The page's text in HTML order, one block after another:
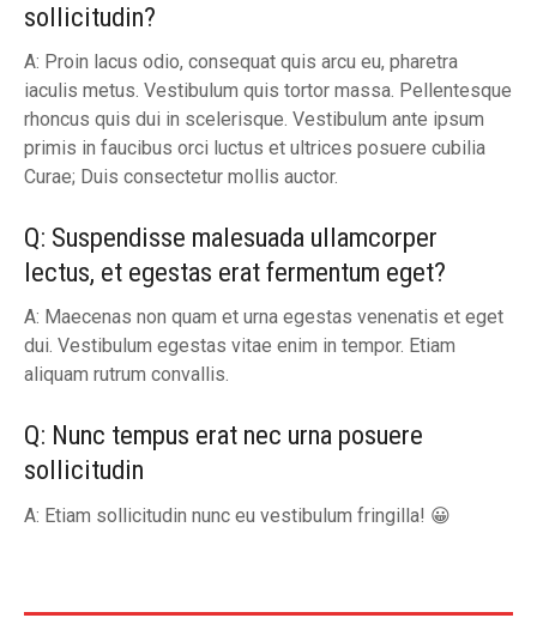
sollicitudin?
A: Proin lacus odio, consequat quis arcu eu, pharetra
iaculis metus. Vestibulum quis tortor massa. Pellentesque
rhoncus quis dui in scelerisque. Vestibulum ante ipsum
primis in faucibus orci luctus et ultrices posuere cubilia
Curae; Duis consectetur mollis auctor.
Q: Suspendisse malesuada ullamcorper
lectus, et egestas erat fermentum eget?
A: Maecenas non quam et urna egestas venenatis et eget
dui. Vestibulum egestas vitae enim in tempor. Etiam
aliquam rutrum convallis.
Q: Nunc tempus erat nec urna posuere
sollicitudin
A: Etiam sollicitudin nunc eu vestibulum fringilla! 😀